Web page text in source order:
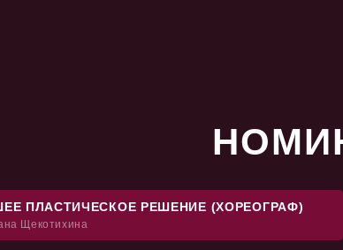
ПЛАСТИЧЕСКОЕ РЕШЕНИЕ (ХОРЕОГРАФ)
Щекотихина